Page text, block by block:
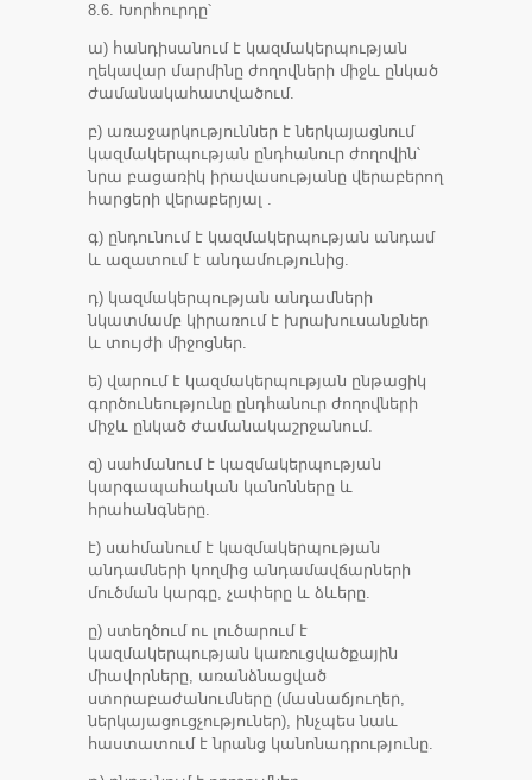
8.6. Խորհուրդը՝
ա) հանդիսանում է կազմակերպության
ղեկավար մարմինը ժողովների միջև ընկած
ժամանակահատվածում.
բ) առաջարկություններ է ներկայացնում
կազմակերպության ընդհանուր ժողովին՝
նրա բացառիկ իրավասությանը վերաբերող
հարցերի վերաբերյալ .
գ) ընդունում է կազմակերպության անդամ
և ազատում է անդամությունից.
դ) կազմակերպության անդամների
նկատմամբ կիրառում է խրախուսանքներ
և տույժի միջոցներ.
ե) վարում է կազմակերպության ընթացիկ
գործունեությունը ընդհանուր ժողովների
միջև ընկած ժամանակաշրջանում.
զ) սահմանում է կազմակերպության
կարգապահական կանոնները և
հրահանգները.
է) սահմանում է կազմակերպության
անդամների կողմից անդամավճարների
մուծման կարգը, չափերը և ձևերը.
ը) ստեղծում ու լուծարում է
կազմակերպության կառուցվածքային
միավորները, առանձնացված
ստորաբաժանումները (մասնաճյուղեր,
ներկայացուցչություներ), ինչպես նաև
հաստատում է նրանց կանոնադրությունը.